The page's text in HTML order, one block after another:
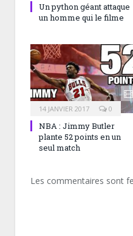
Un python géant attaque
un homme qui le filme
14 JANVIER 2017 0
NBA : Jimmy Butler
plante 52 points en un
seul match
Les commentaires sont